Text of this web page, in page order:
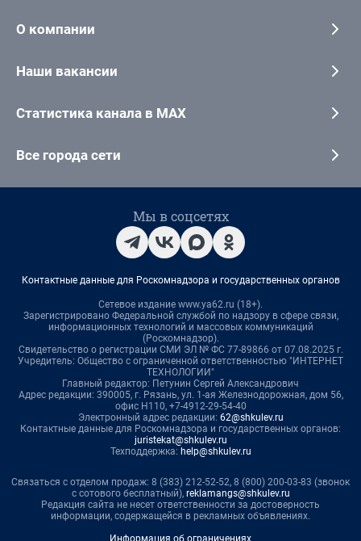
О компании
Наши вакансии
Статистика канала в MAX
Все города сети
Мы в соцсетях
Контактные данные для Роскомнадзора и государственных органов
Сетевое издание www.ya62.ru (18+).
Зарегистрировано Федеральной службой по надзору в сфере связи,
информационных технологий и массовых коммуникаций
(Роскомнадзор).
Свидетельство о регистрации СМИ ЭЛ № ФС 77-89866 от 07.08.2025 г.
Учредитель: Общество с ограниченной ответственностью "ИНТЕРНЕТ
ТЕХНОЛОГИИ"
Главный редактор: Петунин Сергей Александрович
Адрес редакции: 390005, г. Рязань, ул. 1-ая Железнодорожная, дом 56,
офис Н110, +7-4912-29-54-40
Электронный адрес редакции: 62@shkulev.ru
Контактные данные для Роскомнадзора и государственных органов:
juristekat@shkulev.ru
Техподдержка: help@shkulev.ru
Связаться с отделом продаж: 8 (383) 212-52-52, 8 (800) 200-03-83 (звонок
с сотового бесплатный), reklamangs@shkulev.ru
Редакция сайта не несет ответственности за достоверность
информации, содержащейся в рекламных объявлениях.
Информация об ограничениях